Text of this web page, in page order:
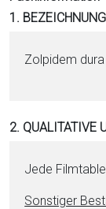
1.
Zolpidem
2. QUALITATIVE
Jede
Sonstiger